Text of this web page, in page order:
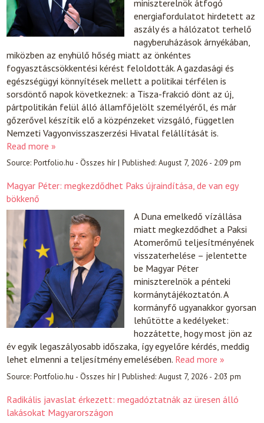
miniszterelnök átfogó
energiafordulatot hirdetett az
aszály és a hálózatot terhelő
nagyberuházások árnyékában,
miközben az enyhülő hőség miatt az önkéntes
fogyasztáscsökkentési kérést feloldották. A gazdasági és
egészségügyi könnyítések mellett a politikai térfélen is
sorsdöntő napok következnek: a Tisza-frakció dönt az új,
pártpolitikán felül álló államfőjelölt személyéről, és már
gőzerővel készítik elő a közpénzeket vizsgáló, független
Nemzeti Vagyonvisszaszerzési Hivatal felállítását is.
Read more »
Source:Portfolio.hu - Összes hír|Published:August 7, 2026 - 2:09 pm
Magyar Péter: megkezdődhet Paks újraindítása, de van egy
bökkenő
A Duna emelkedő vízállása
miatt megkezdődhet a Paksi
Atomerőmű teljesítményének
visszaterhelése – jelentette
be Magyar Péter
miniszterelnök a pénteki
kormánytájékoztatón. A
kormányfő ugyanakkor gyorsan
lehűtötte a kedélyeket:
hozzátette, hogy most jön az
év egyik legaszályosabb időszaka, így egyelőre kérdés, meddig
lehet elmenni a teljesítmény emelésében. Read more »
Source:Portfolio.hu - Összes hír|Published:August 7, 2026 - 2:03 pm
Radikális javaslat érkezett: megadóztatnák az üresen álló
lakásokat Magyarországon